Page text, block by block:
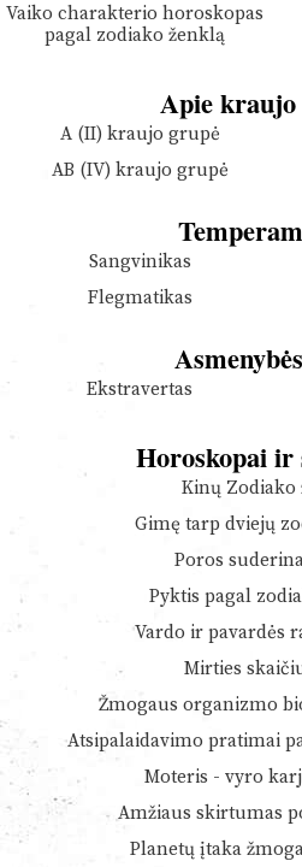
Vaiko charakterio horoskopas
pagal zodiako ženklą
Apie kraujo
A (II) kraujo grupė
AB (IV) kraujo grupė
Sangvinikas
Flegmatikas
Ekstravertas
Horoskopai
Kinų Zodiako
Gimę tarp dviejų
Poros
Pyktis pagal
Vardo ir pavardės
Mirties
Žmogaus organizmo
Atsipalaidavimo pratimai
Moteris - vyro
Amžiaus skirtumas
Planetų įtaka